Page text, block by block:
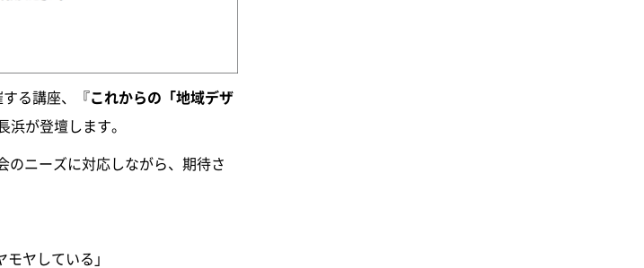
る講座、『これからの「地域デザ
浜が登壇します。
のニーズに対応しながら、期待さ
ヤしている」